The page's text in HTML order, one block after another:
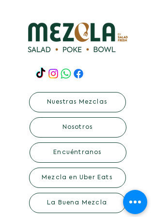
Nuestras Mezclas
Nosotros
Encuéntranos
Mezcla en Uber Eats
La Buena Mezcla